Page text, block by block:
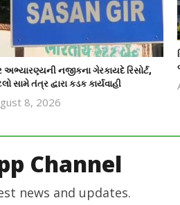
અભ્યારણ્યની નજીકના ગેરકાયદે રિસોર્ટ,
સામે તંત્ર દ્વારા કડક કાર્યવાહી
8, 2026
Channel
news and updates.